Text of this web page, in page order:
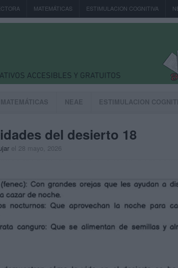
MATEMÁTICAS ESTIMULACION COGNITIVA
MATEMÁTICAS NEAE ESTIMULACION
del desierto 18
el 28 mayo, 2026